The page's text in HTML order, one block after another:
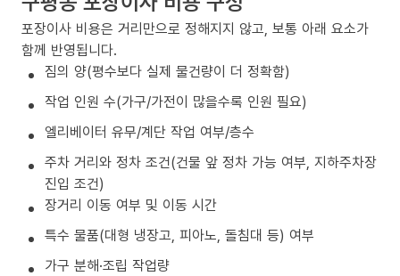
포장이사 비용은 거리만으로 정해지지 않고, 보통 아래 요소가
함께 반영됩니다.
짐의 양(평수보다 실제 물건량이 더 정확함)
작업 인원 수(가구/가전이 많을수록 인원 필요)
엘리베이터 유무/계단 작업 여부/층수
주차 거리와 정차 조건(건물 앞 정차 가능 여부, 지하주차장
진입 조건)
장거리 이동 여부 및 이동 시간
특수 물품(대형 냉장고, 피아노, 돌침대 등) 여부
가구 분해·조립 작업량